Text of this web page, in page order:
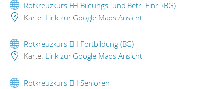
Rotkreuzkurs EH Bildungs- und Betr.-Einr. (BG)
Karte: Link zur Google Maps Ansicht
Rotkreuzkurs EH Fortbildung (BG)
Karte: Link zur Google Maps Ansicht
Rotkreuzkurs EH Senioren